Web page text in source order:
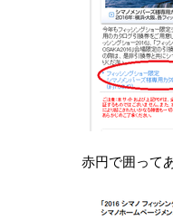
赤円で囲って